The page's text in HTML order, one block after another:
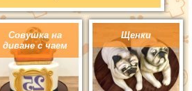
Совушка на
диване с чаем
Щенки